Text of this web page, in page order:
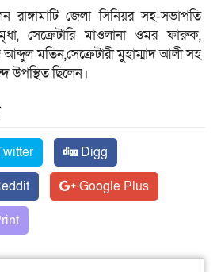
জেলা সিনিয়র সহ-সভাপতি
সেক্রেটারি মাওলানা ওমর ফারুক,
মতিন,সেক্রেটারী মুহাম্মাদ আলী সহ
উপস্থিত ছিলেন।
Digg
Google Plus